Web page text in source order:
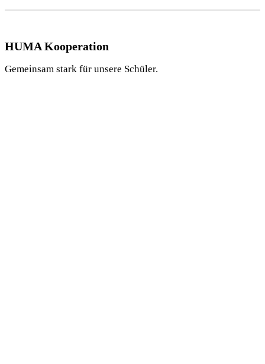
HUMA Kooperation
Gemeinsam stark für unsere Schüler.